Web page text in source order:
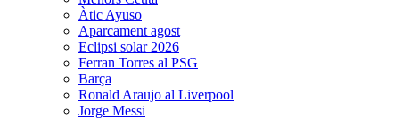
Àtic Ayuso
Aparcament agost
Eclipsi solar 2026
Ferran Torres al PSG
Barça
Ronald Araujo al Liverpool
Jorge Messi